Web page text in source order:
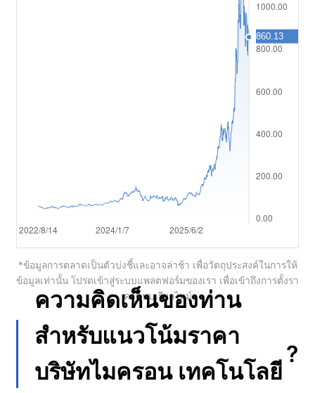
Bahasa Indonesia
हिन्दी
*ข้อมูลการตลาดเป็นตัวบ่งชี้และอาจล่าช้า เพื่อวัตถุประสงค์ในการให้
ข้อมูลเท่านั้น โปรดเข้าสู่ระบบแพลตฟอร์มของเรา เพื่อเข้าถึงการตั้งรา
คาแบบเรียลไทม์
ความคิดเห็นของท่าน
สำหรับแนวโน้มราคา
บริษัทไมครอน เทคโนโลยี
?